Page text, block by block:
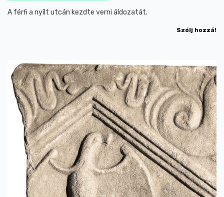
A férfi a nyílt utcán kezdte verni áldozatát.
Szólj hozzá!